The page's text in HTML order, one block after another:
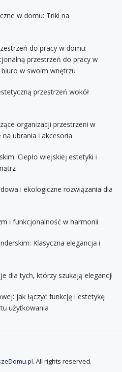
w domu: Triki na
do pracy w domu:
przestrzeń do pracy w
w swoim wnętrzu
przestrzeń wokół
organizacji przestrzeni w
ubrania i akcesoria
Ciepło wiejskiej estetyki i
i ekologiczne rozwiązania dla
i funkcjonalność w harmonii
Klasyczna elegancja i
dla tych, którzy szukają elegancji
jak łączyć funkcję i estetykę
użytkowania
. All rights reserved.